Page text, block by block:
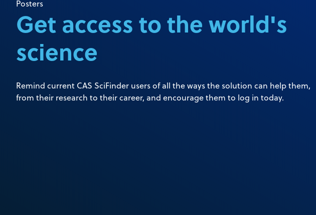
Posters
Get access to the world's
science
Remind current CAS SciFinder users of all the ways the solution can help them,
from their research to their career, and encourage them to log in today.